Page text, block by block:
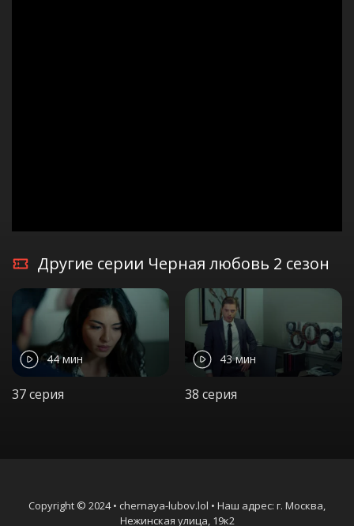
Другие серии Черная любовь 2 сезон
44 мин
37 серия
43 мин
38 серия
Copyright © 2024 • chernaya-lubov.lol • Наш адрес: г. Москва,
Нежинская улица, 19к2